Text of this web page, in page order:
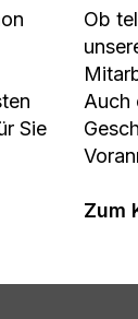
Sie
Ob
Auch
Zum